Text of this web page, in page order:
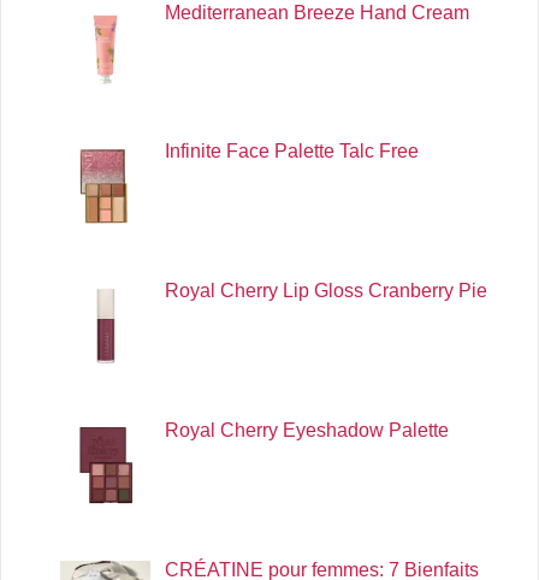
Mediterranean Breeze Hand Cream
Infinite Face Palette Talc Free
Royal Cherry Lip Gloss Cranberry Pie
Royal Cherry Eyeshadow Palette
CRÉATINE pour femmes: 7 Bienfaits